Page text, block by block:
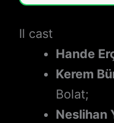
Il cast
Hande
Kerem
Bolat;
Neslihan